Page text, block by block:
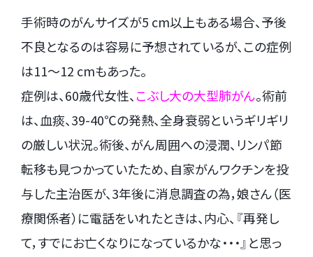
手術時のがんサイズが5 cm以上もある場合、予後
不良となるのは容易に予想されているが、この症例
は11～12 cmもあった。
症例は、60歳代女性、こぶし大の大型肺がん。術前
は、血痰、39-40℃の発熱、全身衰弱というギリギリ
の厳しい状況。術後、がん周囲への浸潤、リンパ節
転移も見つかっていたため、自家がんワクチンを投
与した主治医が、3年後に消息調査の為，娘さん（医
療関係者）に電話をいれたときは、内心、『再発し
て，すでにお亡くなりになっているかな・・・』と思っ